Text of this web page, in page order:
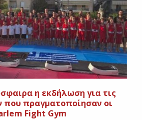
η εκδήλωση για τις
που πραγματοποίησαν οι
Fight Gym